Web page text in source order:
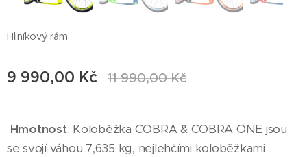
Hliníkový rám
9 990,00 Kč 11 990,00Kč
Hmotnost: Koloběžka COBRA & COBRA ONE jsou
se svojí váhou 7,635 kg, nejlehčími koloběžkami